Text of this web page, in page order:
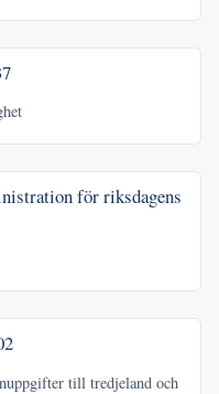
för riksdagens
till tredjeland och